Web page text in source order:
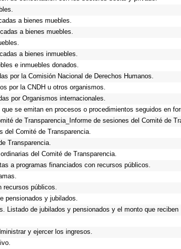
a bienes muebles.
a bienes muebles.
a bienes inmuebles.
e inmuebles donados.
por la Comisión Nacional de Derechos Humanos.
por la CNDH u otros organismos.
por Organismos internacionales.
se emitan en procesos o procedimientos seguidos en
de Transparencia_Informe de sesiones del Comité de
del Comité de Transparencia.
Transparencia.
del Comité de Transparencia.
a programas financiados con recursos públicos.
recursos públicos.
pensionados y jubilados.
Listado de jubilados y pensionados y el monto que reciben
y ejercer los ingresos.